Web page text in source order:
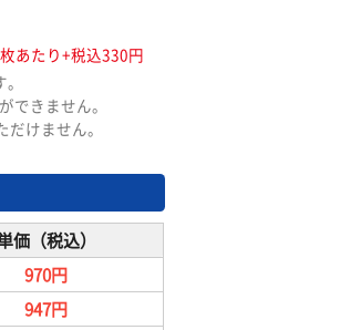
あたり+税込330円
できません。
けません。
価（税込）
970円
947円